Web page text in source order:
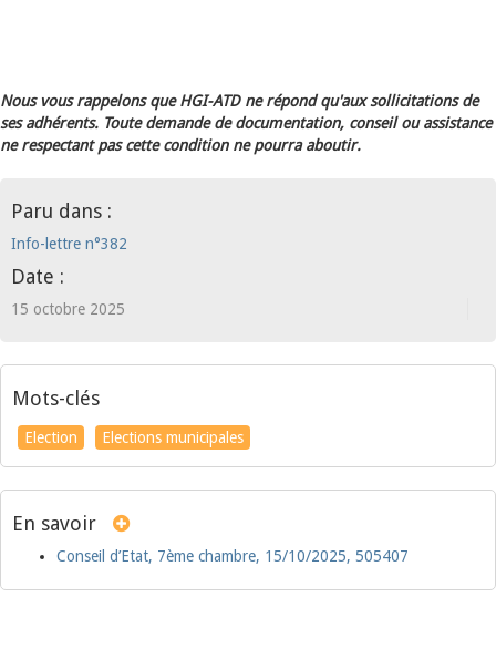
Nous vous rappelons que HGI-ATD ne répond qu'aux sollicitations de
ses adhérents. Toute demande de documentation, conseil ou assistance
ne respectant pas cette condition ne pourra aboutir.
Paru dans :
Info-lettre n°382
Date :
15 octobre 2025
Mots-clés
Election Elections municipales
En savoir
Conseil d’Etat, 7ème chambre, 15/10/2025, 505407